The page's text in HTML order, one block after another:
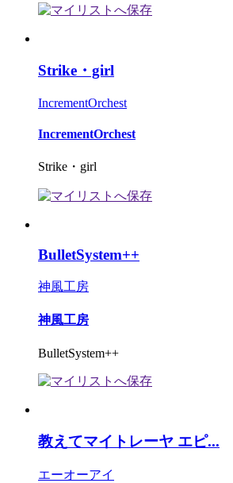
Strike・girl
IncrementOrchest
IncrementOrchest
Strike・girl
BulletSystem++
神風工房
神風工房
BulletSystem++
教えてマイトレーヤ エピ...
エーオーアイ